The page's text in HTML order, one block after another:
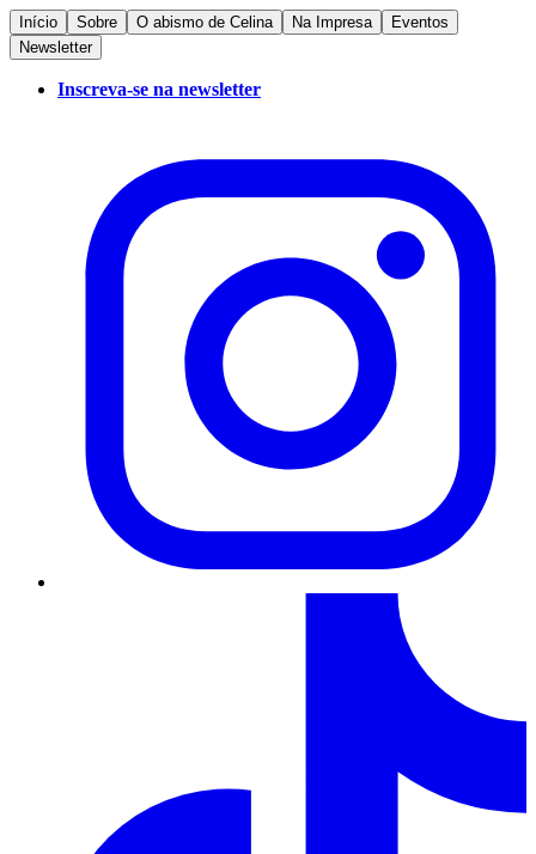
Início Sobre O abismo de Celina Na Impresa
Eventos
Newsletter
Inscreva-se na newsletter